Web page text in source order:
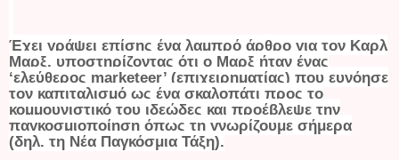
Έχει γράψει επίσης ένα λαμπρό άρθρο για τον Καρλ
Μαρξ, υποστηρίζοντας ότι ο Μαρξ ήταν ένας
‘ελεύθερος marketeer’ (επιχειρηματίας) που ευνόησε
τον καπιταλισμό ως ένα σκαλοπάτι προς το
κομμουνιστικό του ιδεώδες και προέβλεψε την
παγκοσμιοποίηση όπως τη γνωρίζουμε σήμερα
(δηλ. τη Νέα Παγκόσμια Τάξη).